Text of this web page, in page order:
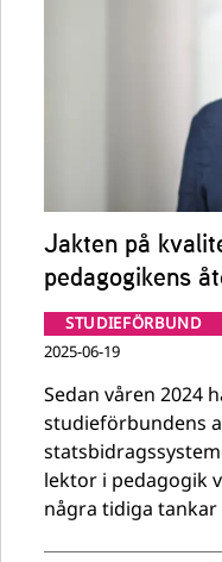
Jakten på
pedagogikens
STUDIEFÖRBUND
2025-06-19
Sedan våren 2024
studieförbundens
lektor i pedagogik
några tidiga